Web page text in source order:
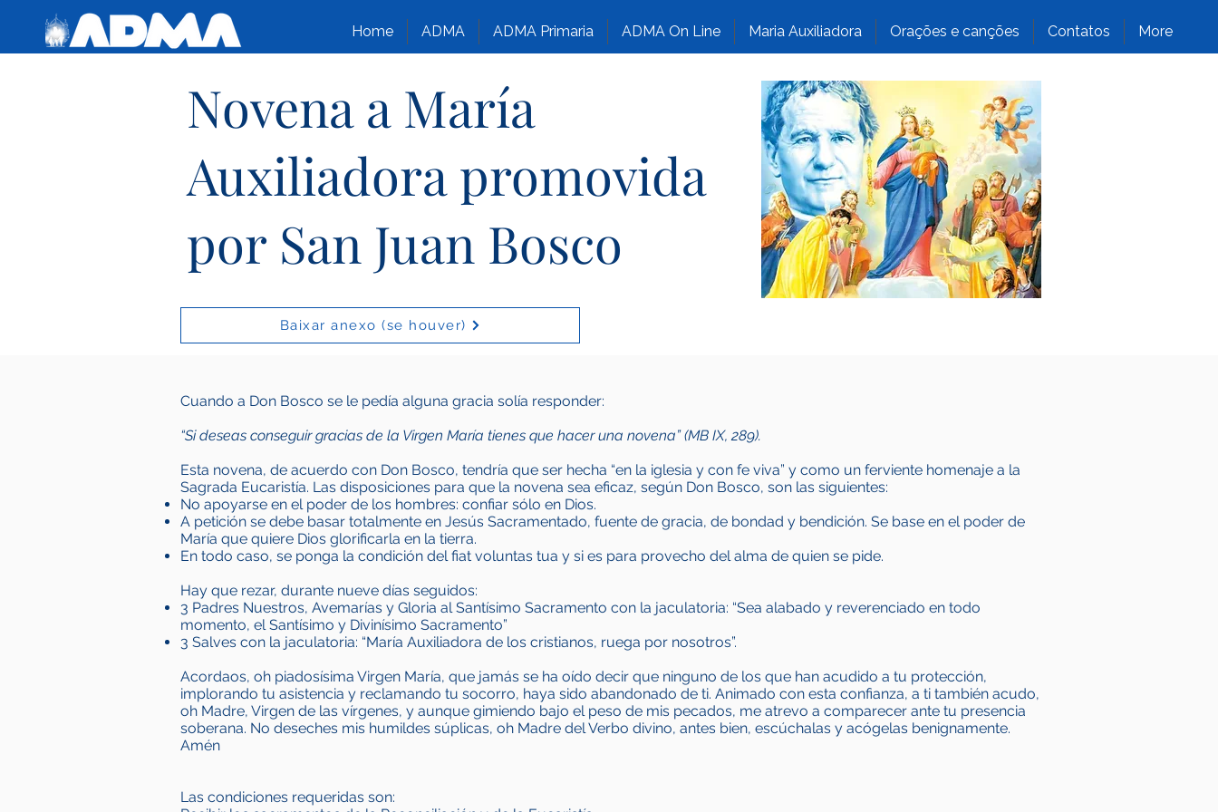
Home ADMA ADMA Primaria ADMA On Line Maria Auxiliadora Orações e canções Contatos More
Novena a María
Auxiliadora promovida
por San Juan Bosco
Baixar anexo (se houver)
Cuando a Don Bosco se le pedía alguna gracia solía responder:
“Si deseas conseguir gracias de la Virgen María tienes que hacer una novena” (MB IX, 289).
Esta novena, de acuerdo con Don Bosco, tendría que ser hecha “en la iglesia y con fe viva” y como un ferviente homenaje a la
Sagrada Eucaristía. Las disposiciones para que la novena sea eficaz, según Don Bosco, son las siguientes:
No apoyarse en el poder de los hombres: confiar sólo en Dios.
A petición se debe basar totalmente en Jesús Sacramentado, fuente de gracia, de bondad y bendición. Se base en el poder de
María que quiere Dios glorificarla en la tierra.
En todo caso, se ponga la condición del fiat voluntas tua y si es para provecho del alma de quien se pide.
Hay que rezar, durante nueve días seguidos:
3 Padres Nuestros, Avemarías y Gloria al Santísimo Sacramento con la jaculatoria: “Sea alabado y reverenciado en todo
momento, el Santísimo y Divinísimo Sacramento”
3 Salves con la jaculatoria: “María Auxiliadora de los cristianos, ruega por nosotros”.
Acordaos, oh piadosísima Virgen María, que jamás se ha oído decir que ninguno de los que han acudido a tu protección,
implorando tu asistencia y reclamando tu socorro, haya sido abandonado de ti. Animado con esta confianza, a ti también acudo,
oh Madre, Virgen de las vírgenes, y aunque gimiendo bajo el peso de mis pecados, me atrevo a comparecer ante tu presencia
soberana. No deseches mis humildes súplicas, oh Madre del Verbo divino, antes bien, escúchalas y acógelas benignamente.
Amén
Las condiciones requeridas son: